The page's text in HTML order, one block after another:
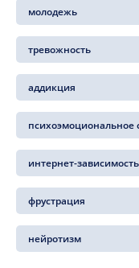
молодежь
тревожность
аддикция
психоэмоциональное
интернет-зависимость
фрустрация
нейротизм